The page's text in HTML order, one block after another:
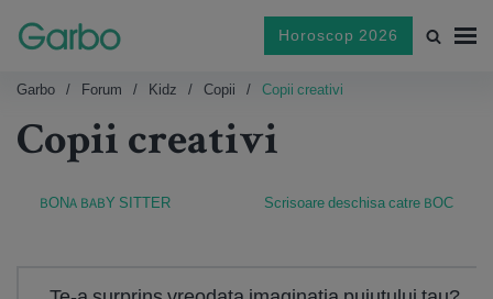
Horoscop 2026
Garbo Forum Kidz Copii Copii creativi
Copii creativi
BONA BABY SITTER Scrisoare deschisa catre BOC